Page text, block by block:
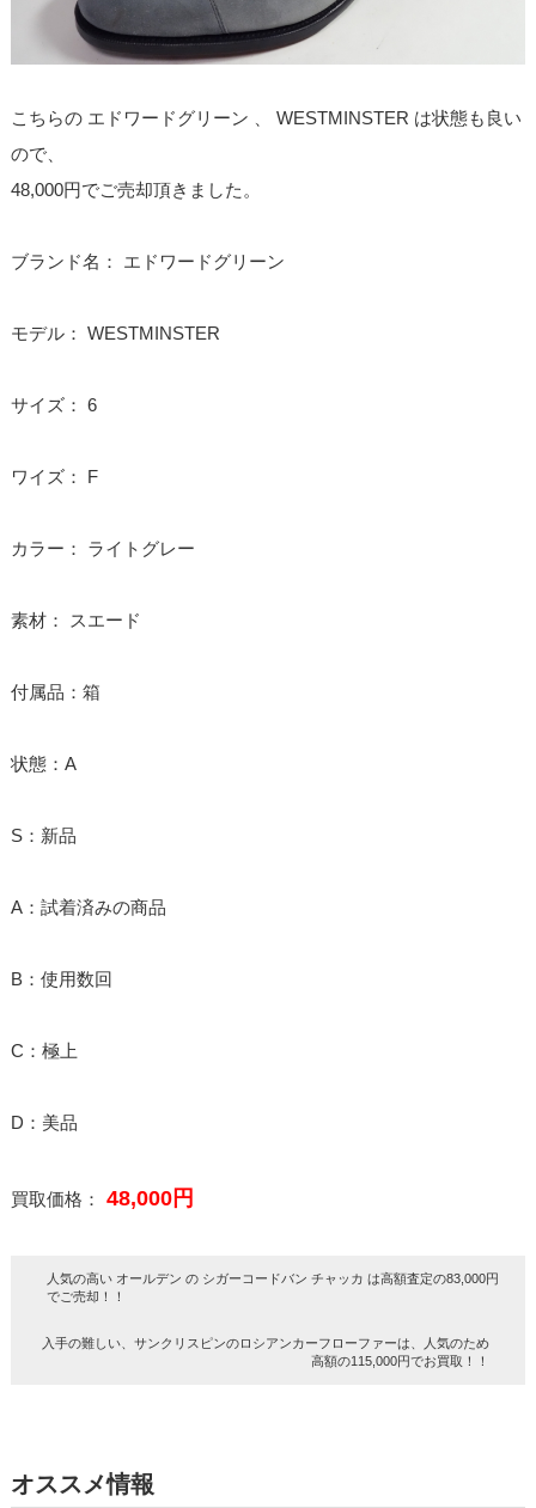
こちらの エドワードグリーン 、 WESTMINSTER は状態も良い
ので、
48,000円でご売却頂きました。
ブランド名： エドワードグリーン
モデル： WESTMINSTER
サイズ： 6
ワイズ： F
カラー： ライトグレー
素材： スエード
付属品：箱
状態：A
S：新品
A：試着済みの商品
B：使用数回
C：極上
D：美品
買取価格： 48,000円
人気の高い オールデン の シガーコードバン チャッカ は高額査定の83,000円
でご売却！！
入手の難しい、サンクリスピンのロシアンカーフローファーは、人気のため
高額の115,000円でお買取！！
オススメ情報